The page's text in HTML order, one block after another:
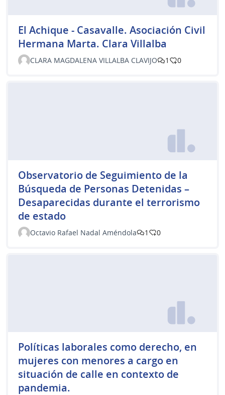
El Achique - Casavalle. Asociación Civil
Hermana Marta. Clara Villalba
CLARA MAGDALENA VILLALBA CLAVIJO 1 0
Observatorio de Seguimiento de la
Búsqueda de Personas Detenidas –
Desaparecidas durante el terrorismo
de estado
Octavio Rafael Nadal Améndola 1 0
Políticas laborales como derecho, en
mujeres con menores a cargo en
situación de calle en contexto de
pandemia.